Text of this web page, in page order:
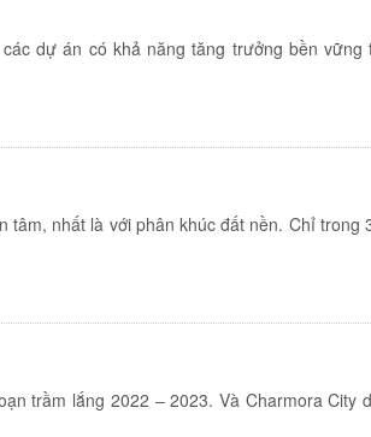
dự án có khả năng tăng trưởng bền vững
nhất là với phân khúc đất nền. Chỉ trong
trầm lắng 2022 – 2023. Và Charmora City